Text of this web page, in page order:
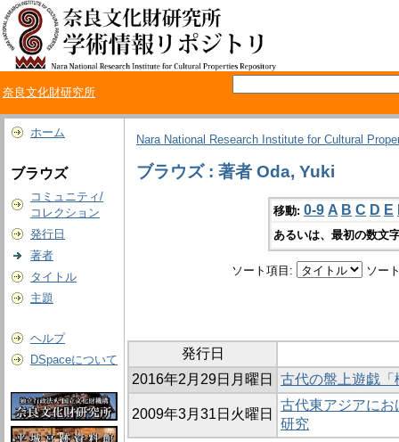
奈良文化財研究所
ホーム
ブラウズ
コミュニティ/
コレクション
発行日
著者
タイトル
主題
ヘルプ
DSpaceについて
Nara National Research Institute for Cultural
ブラウズ : 著者 Oda, Yuki
移動: 0-9 A B C D E
あるいは、最初の数文
ソート項目: ソー
発行日
2016年2月29日月曜日
古代の盤上遊戯
2009年3月31日火曜日
古代東アジアに
研究